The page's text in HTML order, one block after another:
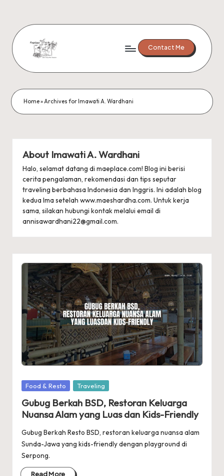
content
M
A
E
Pl
a
c
e
Meet
Destination
Contact Me
Home»Archives for Imawati A. Wardhani
About Imawati A. Wardhani
Halo, selamat datang di maeplace.com! Blog ini berisi
cerita pengalaman, rekomendasi dan tips seputar
traveling berbahasa Indonesia dan Inggris. Ini adalah blog
kedua Ima setelah www.maeshardha.com. Untuk kerja
sama, silakan hubungi kontak melalui email di
annisawardhani22@gmail.com.
Posted
Food & Resto Traveling
Gubug Berkah BSD, Restoran Keluarga
Nuansa Alam yang Luas dan Kids-Friendly
Gubug Berkah Resto BSD, restoran keluarga nuansa alam
Sunda-Jawa yang kids-friendly dengan playground di
Serpong.
Read More